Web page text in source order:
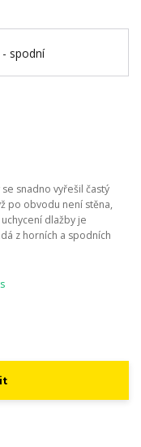
snadno vyřešil častý
po obvodu není stěna,
dlažby je
z horních a spodních